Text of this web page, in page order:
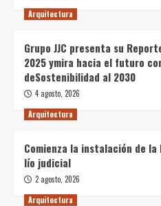
Arquitectura
Grupo JJC presenta su
2025 ymira hacia el futuro
deSostenibilidad al 2030
4 agosto, 2026
Arquitectura
Comienza la instalación de la
lío judicial
2 agosto, 2026
Arquitectura